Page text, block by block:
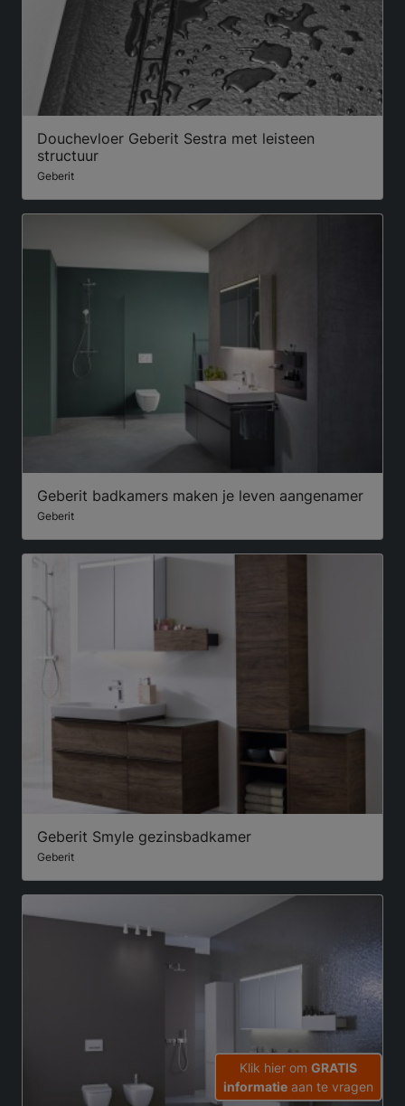
Douchevloer Geberit Sestra met leisteen
structuur
Geberit
Geberit badkamers maken je leven aangenamer
Geberit
Geberit Smyle gezinsbadkamer
Geberit
Klik hier om GRATIS
informatie aan te vragen